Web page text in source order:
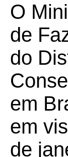
O
de
do
em
em
de